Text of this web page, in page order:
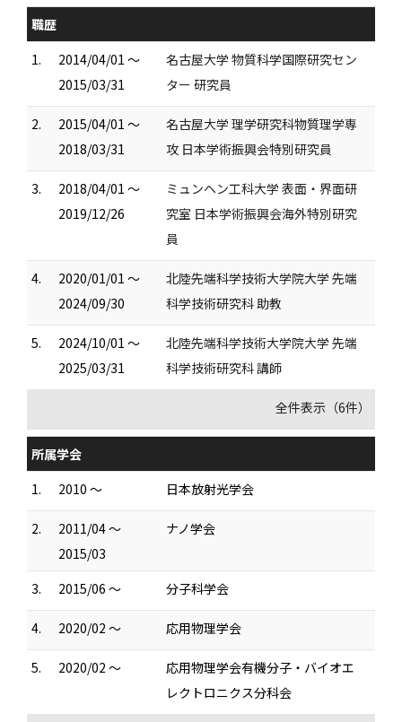
職歴
1.
2014/04/01 ～
2015/03/31
名古屋大学 物質科学国際研究セン
ター 研究員
2.
2015/04/01 ～
2018/03/31
名古屋大学 理学研究科物質理学専
攻 日本学術振興会特別研究員
3.
2018/04/01 ～
2019/12/26
ミュンヘン工科大学 表面・界面研
究室 日本学術振興会海外特別研究
員
4.
2020/01/01 ～
2024/09/30
北陸先端科学技術大学院大学 先端
科学技術研究科 助教
5.
2024/10/01 ～
2025/03/31
北陸先端科学技術大学院大学 先端
科学技術研究科 講師
全件表示（6件）
所属学会
1.
2010 ～ 日本放射光学会
2.
2011/04 ～
2015/03
ナノ学会
3. 2015/06 ～ 分子科学会
4. 2020/02 ～ 応用物理学会
5. 2020/02 ～
応用物理学会有機分子・バイオエ
レクトロニクス分科会